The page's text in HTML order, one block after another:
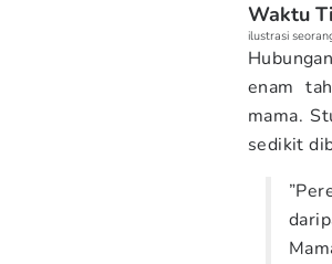
Waktu
ilustrasi
enam
mama.
sedikit